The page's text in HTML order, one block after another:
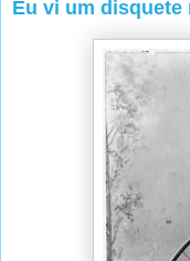
Eu vi um